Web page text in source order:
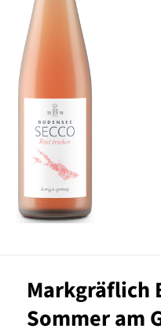
Markgräflich
Sommer am